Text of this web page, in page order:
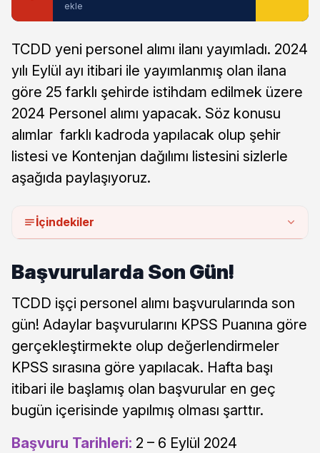
ekle
TCDD yeni personel alımı ilanı yayımladı. 2024
yılı Eylül ayı itibari ile yayımlanmış olan ilana
göre 25 farklı şehirde istihdam edilmek üzere
2024 Personel alımı yapacak. Söz konusu
alımlar farklı kadroda yapılacak olup şehir
listesi ve Kontenjan dağılımı listesini sizlerle
aşağıda paylaşıyoruz.
İçindekiler
Başvurularda Son Gün!
TCDD işçi personel alımı başvurularında son
gün! Adaylar başvurularını KPSS Puanına göre
gerçekleştirmekte olup değerlendirmeler
KPSS sırasına göre yapılacak. Hafta başı
itibari ile başlamış olan başvurular en geç
bugün içerisinde yapılmış olması şarttır.
Başvuru Tarihleri: 2 – 6 Eylül 2024